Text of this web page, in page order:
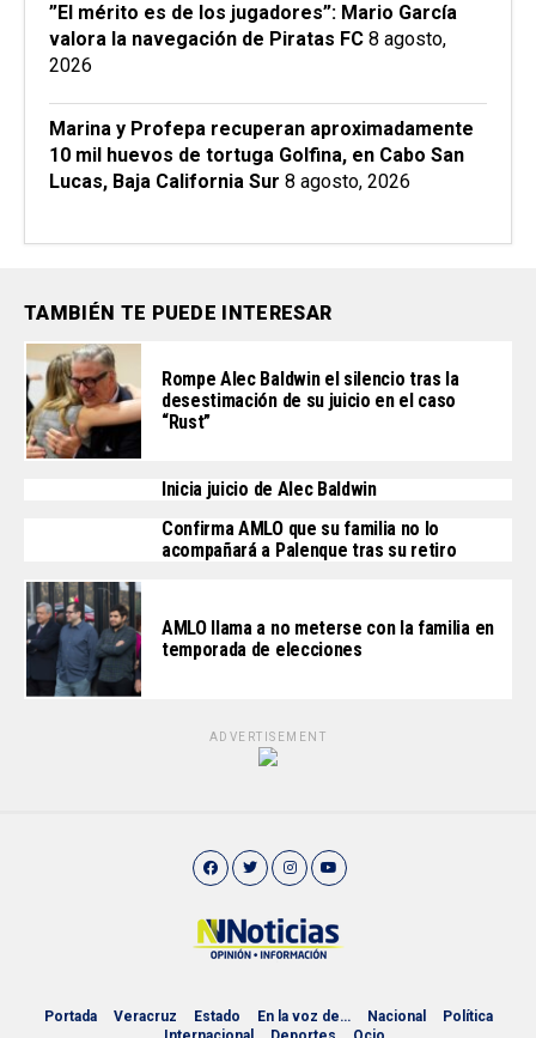
”El mérito es de los jugadores”: Mario García
valora la navegación de Piratas FC 8 agosto,
2026
Marina y Profepa recuperan aproximadamente
10 mil huevos de tortuga Golfina, en Cabo San
Lucas, Baja California Sur 8 agosto, 2026
TAMBIÉN TE PUEDE INTERESAR
Rompe Alec Baldwin el silencio tras la
desestimación de su juicio en el caso
“Rust”
Inicia juicio de Alec Baldwin
Confirma AMLO que su familia no lo
acompañará a Palenque tras su retiro
AMLO llama a no meterse con la familia en
temporada de elecciones
ADVERTISEMENT
Portada Veracruz Estado En la voz de… Nacional
Política